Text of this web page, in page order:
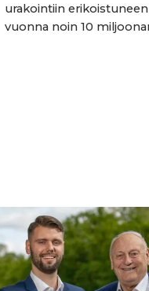
urakointiin
vuonna noin 10